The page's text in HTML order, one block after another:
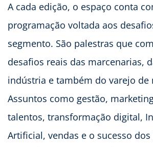
A cada edição, o espaço conta
programação voltada aos
segmento. São palestras que
desafios reais das marcenarias,
indústria e também do varejo de
Assuntos como gestão,
talentos, transformação digital,
Artificial, vendas e o sucesso